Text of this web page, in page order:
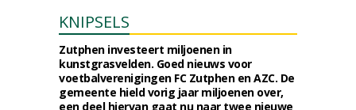
KNIPSELS
Zutphen investeert miljoenen in
kunstgrasvelden. Goed nieuws voor
voetbalverenigingen FC Zutphen en AZC. De
gemeente hield vorig jaar miljoenen over,
een deel hiervan gaat nu naar twee nieuwe